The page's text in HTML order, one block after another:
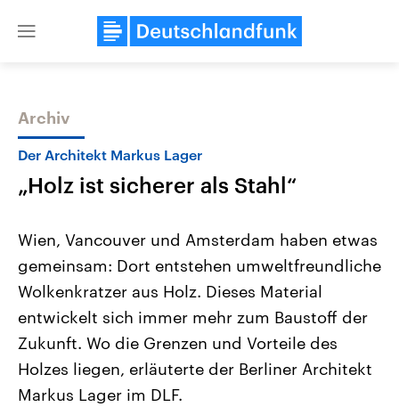
Close
Themen
Landtagswahl Sachsen-Anhalt
2026
Alle Informationen
Sachsen-Anhalt wählt am 6.
September 2026 einen neuen
Landtag. Seit 2021 wird das
Bundesland von einer Koalition aus
Aktuelle Beiträge,
Hintergründe
Wirtschaftlich und
gehören die Vereinigten
Archiv
Der Architekt Markus Lager
„Holz ist sicherer als Stahl“
Wien, Vancouver und Amsterdam haben etwas
gemeinsam: Dort entstehen umweltfreundliche
Wolkenkratzer aus Holz. Dieses Material
entwickelt sich immer mehr zum Baustoff der
Zukunft. Wo die Grenzen und Vorteile des
Holzes liegen, erläuterte der Berliner Architekt
Markus Lager im DLF.